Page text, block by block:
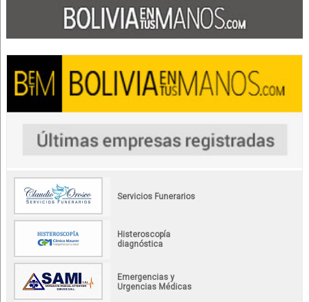
Servicios Funerarios
Histeroscopía
diagnóstica
Emergencias y
Urgencias Médicas